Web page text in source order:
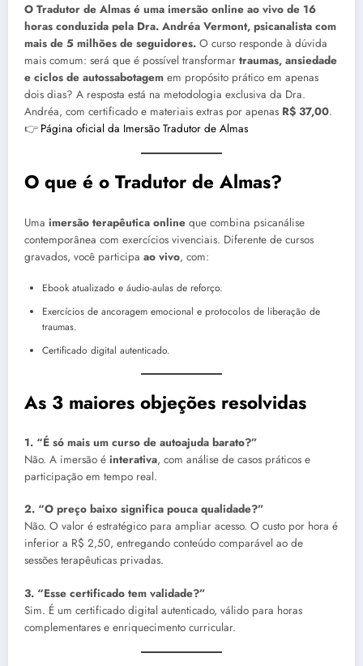
O Tradutor de Almas é uma imersão online ao vivo de 16
horas conduzida pela Dra. Andréa Vermont, psicanalista com
mais de 5 milhões de seguidores. O curso responde à dúvida
mais comum: será que é possível transformar traumas, ansiedade
e ciclos de autossabotagem em propósito prático em apenas
dois dias? A resposta está na metodologia exclusiva da Dra.
Andréa, com certificado e materiais extras por apenas R$ 37,00.
👉 Página oficial da Imersão Tradutor de Almas
O que é o Tradutor de Almas?
Uma imersão terapêutica online que combina psicanálise
contemporânea com exercícios vivenciais. Diferente de cursos
gravados, você participa ao vivo, com:
Ebook atualizado e áudio-aulas de reforço.
Exercícios de ancoragem emocional e protocolos de liberação de
traumas.
Certificado digital autenticado.
As 3 maiores objeções resolvidas
1. “É só mais um curso de autoajuda barato?”
Não. A imersão é interativa, com análise de casos práticos e
participação em tempo real.
2. “O preço baixo significa pouca qualidade?”
Não. O valor é estratégico para ampliar acesso. O custo por hora é
inferior a R$ 2,50, entregando conteúdo comparável ao de
sessões terapêuticas privadas.
3. “Esse certificado tem validade?”
Sim. É um certificado digital autenticado, válido para horas
complementares e enriquecimento curricular.